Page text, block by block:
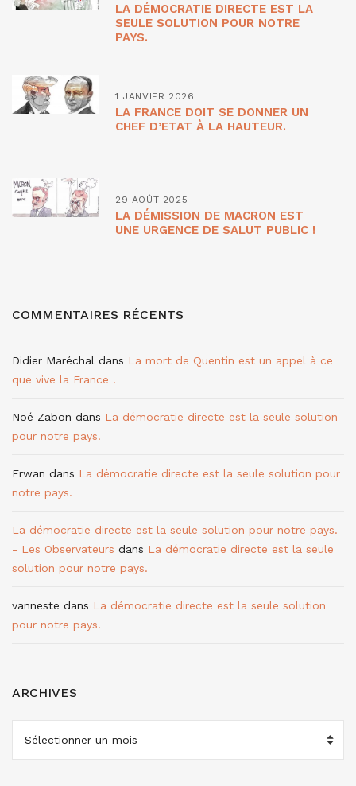
LA DÉMOCRATIE DIRECTE EST LA
SEULE SOLUTION POUR NOTRE
PAYS.
1 JANVIER 2026
LA FRANCE DOIT SE DONNER UN
CHEF D’ETAT À LA HAUTEUR.
29 AOÛT 2025
LA DÉMISSION DE MACRON EST
UNE URGENCE DE SALUT PUBLIC !
COMMENTAIRES RÉCENTS
Didier Maréchal dans La mort de Quentin est un appel à ce
que vive la France !
Noé Zabon dans La démocratie directe est la seule solution
pour notre pays.
Erwan dans La démocratie directe est la seule solution pour
notre pays.
La démocratie directe est la seule solution pour notre pays.
- Les Observateurs dans La démocratie directe est la seule
solution pour notre pays.
vanneste dans La démocratie directe est la seule solution
pour notre pays.
ARCHIVES
ARCHIVES